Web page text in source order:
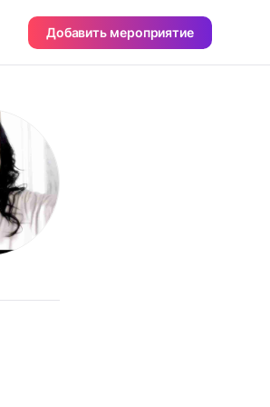
Добавить мероприятие